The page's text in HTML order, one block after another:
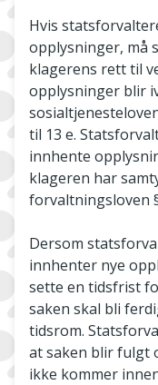
Hvis
opplysninger, må
klagerens rett til
opplysninger blir
til 13 e.
innhente
klageren har
forvaltningsloven
Dersom
innhenter nye
sette en tidsfrist
saken skal bli
tidsrom.
at saken blir fulgt
ikke kommer